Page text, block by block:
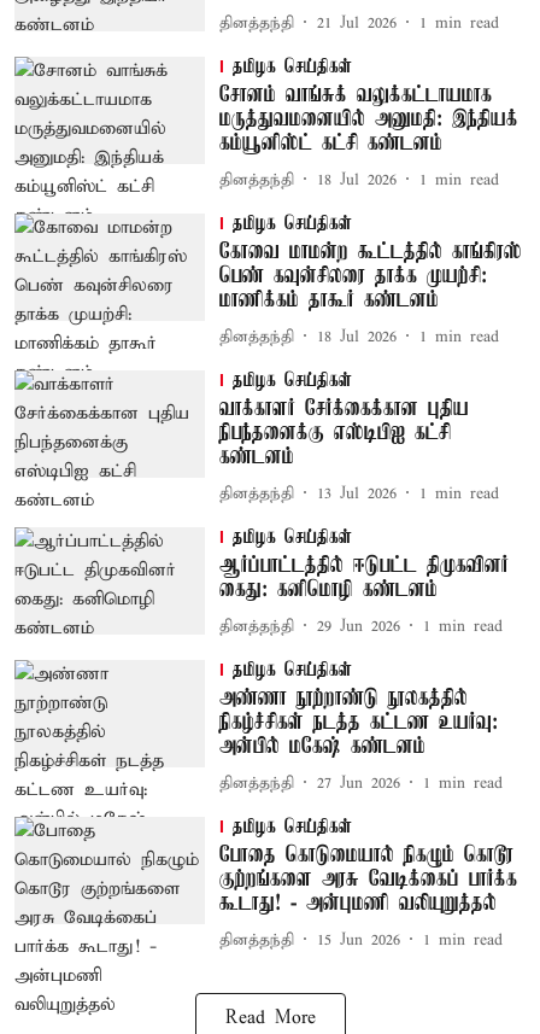
தினத்தந்தி 21 Jul 2026 1 min read
தமிழக செய்திகள்
சோனம் வாங்சுக் வலுக்கட்டாயமாக
மருத்துவமனையில் அனுமதி: இந்தியக்
கம்யூனிஸ்ட் கட்சி கண்டனம்
தினத்தந்தி 18 Jul 2026 1 min read
தமிழக செய்திகள்
கோவை மாமன்ற கூட்டத்தில் காங்கிரஸ்
பெண் கவுன்சிலரை தாக்க முயற்சி:
மாணிக்கம் தாகூர் கண்டனம்
தினத்தந்தி 18 Jul 2026 1 min read
தமிழக செய்திகள்
வாக்காளர் சேர்க்கைக்கான புதிய
நிபந்தனைக்கு எஸ்டிபிஐ கட்சி
கண்டனம்
தினத்தந்தி 13 Jul 2026 1 min read
தமிழக செய்திகள்
ஆர்ப்பாட்டத்தில் ஈடுபட்ட திமுகவினர்
கைது: கனிமொழி கண்டனம்
தினத்தந்தி 29 Jun 2026 1 min read
தமிழக செய்திகள்
அண்ணா நூற்றாண்டு நூலகத்தில்
நிகழ்ச்சிகள் நடத்த கட்டண உயர்வு:
அன்பில் மகேஷ் கண்டனம்
தினத்தந்தி 27 Jun 2026 1 min read
தமிழக செய்திகள்
போதை கொடுமையால் நிகழும் கொடூர
குற்றங்களை அரசு வேடிக்கைப் பார்க்க
கூடாது! - அன்புமணி வலியுறுத்தல்
தினத்தந்தி 15 Jun 2026 1 min read
Read More